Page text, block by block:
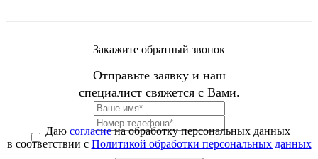
Закажите обратный звонок
Отправьте заявку и наш
специалист свяжется с Вами.
Даю согласиена обработку персональных данных
в соответствии с Политикой обработки персональных данных